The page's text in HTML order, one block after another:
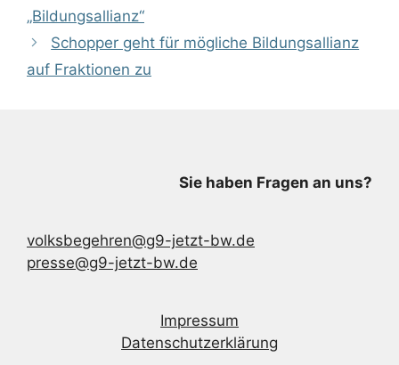
„Bildungsallianz“
Schopper geht für mögliche Bildungsallianz
auf Fraktionen zu
Sie haben Fragen an uns?
volksbegehren@g9-jetzt-bw.de
presse@g9-jetzt-bw.de
Impressum
Datenschutzerklärung